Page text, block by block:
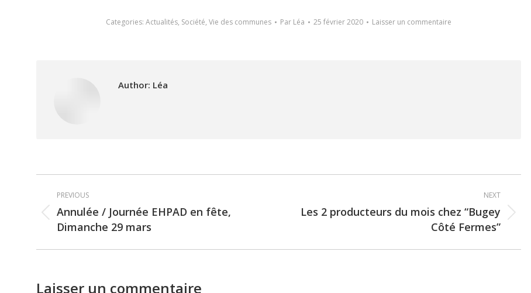
Categories: Actualités, Société, Vie des communes Par Léa 25 février 2020 Laisser un commentaire
Author: Léa
Post
navigation
PREVIOUS
Previous
post:
Annulée / Journée EHPAD en fête,
Dimanche 29 mars
NEXT
Next
Les 2 producteurs du mois chez “Bugey
Côté Fermes”
Laisser un commentaire